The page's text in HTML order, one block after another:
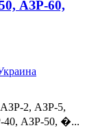
АЗР-60,
АЗР-2, АЗР-5,
40, АЗР-50, �...